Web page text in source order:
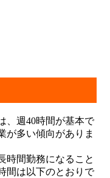
、週40時間が基本で
が多い傾向がありま
時間勤務になること
間は以下のとおりで